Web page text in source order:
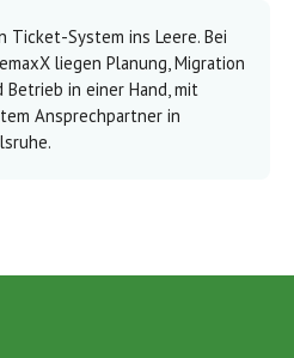
Ticket-System ins Leere. Bei
liegen Planung, Migration
Betrieb in einer Hand, mit
Ansprechpartner in